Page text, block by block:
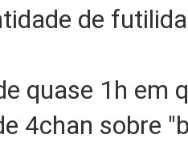
de
quase 1h em
4chan sobre